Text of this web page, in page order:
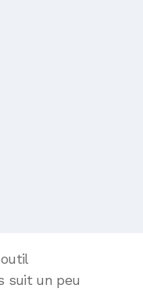
suit un peu